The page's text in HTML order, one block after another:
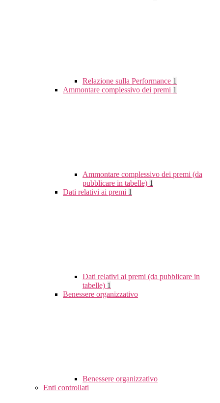
Relazione sulla Performance 1
Ammontare complessivo dei premi 1
Ammontare complessivo dei premi (da
pubblicare in tabelle) 1
Dati relativi ai premi 1
Dati relativi ai premi (da pubblicare in
tabelle) 1
Benessere organizzativo
Benessere organizzativo
Enti controllati